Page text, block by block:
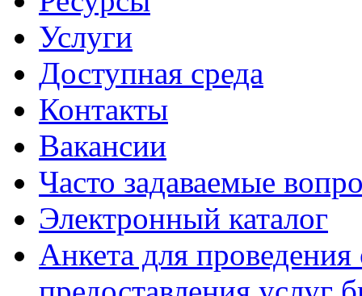
Услуги
Доступная среда
Контакты
Вакансии
Часто задаваемые
Электронный каталог
Анкета для проведения